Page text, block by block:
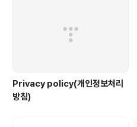
Privacy policy(개인정보처리
방침)